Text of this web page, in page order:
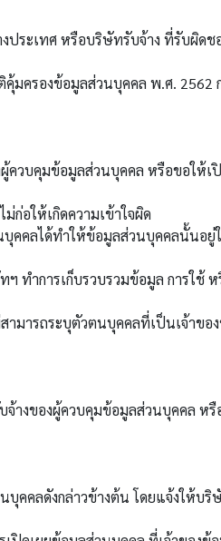
ะเทศ หรือบริษัทรับจ้าง ที่รับผิดช
องข้อมูลส่วนบุคคล พ.ศ. 2562 ก
บคุมข้อมูลส่วนบุคคล หรือขอให้เปิ
ให้เกิดความเข้าใจผิด
คลได้ทำให้ข้อมูลส่วนบุคคลนั้นอยู่
การเก็บรวบรวมข้อมูล การใช้ ห
รถระบุตัวตนบุคคลที่เป็นเจ้าของ
ของผู้ควบคุมข้อมูลส่วนบุคคล หรื
คลดังกล่าวข้างต้น โดยแจ้งให้บริ